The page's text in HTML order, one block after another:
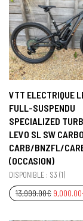
VTT ELECTRIQUE
FULL-SUSPENDU
SPECIALIZED
LEVO SL SW
CARB/BNZFL/
(OCCASION)
DISPONIBLE : S3 (1)
13,999.00€ 9,000.00